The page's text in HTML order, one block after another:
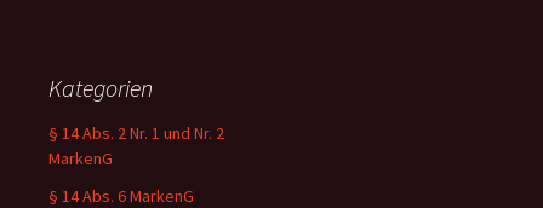
Kategorien
§ 14 Abs. 2 Nr. 1 und Nr. 2
MarkenG
§ 14 Abs. 6 MarkenG